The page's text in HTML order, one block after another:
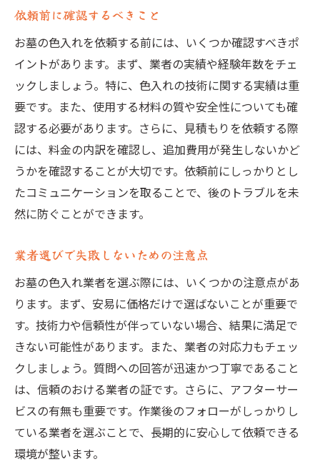
依頼前に確認するべきこと
お墓の色入れを依頼する前には、いくつか確認すべきポ
イントがあります。まず、業者の実績や経験年数をチェ
ックしましょう。特に、色入れの技術に関する実績は重
要です。また、使用する材料の質や安全性についても確
認する必要があります。さらに、見積もりを依頼する際
には、料金の内訳を確認し、追加費用が発生しないかど
うかを確認することが大切です。依頼前にしっかりとし
たコミュニケーションを取ることで、後のトラブルを未
然に防ぐことができます。
業者選びで失敗しないための注意点
お墓の色入れ業者を選ぶ際には、いくつかの注意点があ
ります。まず、安易に価格だけで選ばないことが重要で
す。技術力や信頼性が伴っていない場合、結果に満足で
きない可能性があります。また、業者の対応力もチェッ
クしましょう。質問への回答が迅速かつ丁寧であること
は、信頼のおける業者の証です。さらに、アフターサー
ビスの有無も重要です。作業後のフォローがしっかりし
ている業者を選ぶことで、長期的に安心して依頼できる
環境が整います。